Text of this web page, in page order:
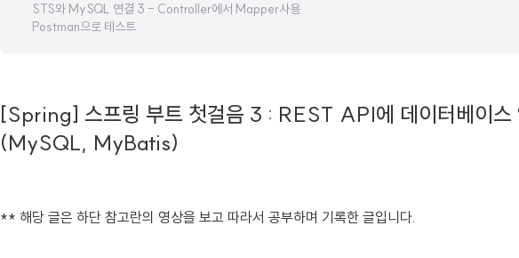
STS와 MySQL 연결 3 - Controller에서 Mapper사용
Postman으로 테스트
[Spring] 스프링 부트 첫걸음 3 : REST API에 데이터베이스
(MySQL, MyBatis)
** 해당 글은 하단 참고란의 영상을 보고 따라서 공부하며 기록한 글입니다.